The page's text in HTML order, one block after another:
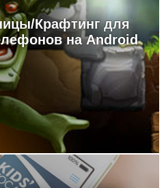
Крафтинг для
на Android